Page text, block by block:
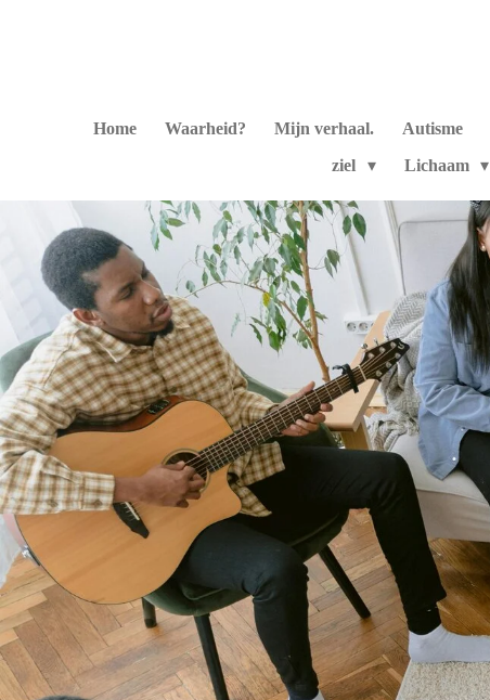
hoofdinhoudHome Waarheid? Mijn verhaal. Autisme
ziel
Lichaam